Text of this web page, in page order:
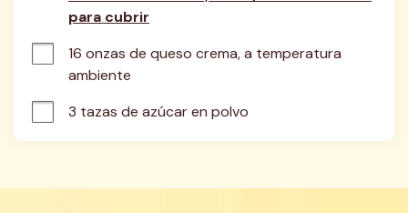
para cubrir
16 onzas de queso crema, a temperatura
ambiente
3 tazas de azúcar en polvo